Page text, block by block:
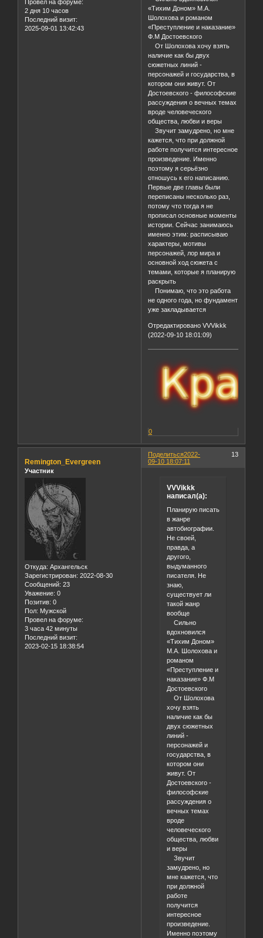
Провел на форуме:
2 дня 10 часов
Последний визит:
2025-09-01 13:42:43
«Тихим Доном» М.А.
Шолохова и романом
«Преступление и наказание»
Ф.М Достоевского
От Шолохова хочу взять
наличие как бы двух
сюжетных линий -
персонажей и государства, в
котором они живут. От
Достоевского - философские
рассуждения о вечных темах
вроде человеческого
общества, любви и веры
Звучит замудрено, но мне
кажется, что при должной
работе получится интересное
произведение. Именно
поэтому я серьёзно
отношусь к его написанию.
Первые две главы были
переписаны несколько раз,
потому что тогда я не
прописал основные моменты
истории. Сейчас занимаюсь
именно этим: расписываю
характеры, мотивы
персонажей, лор мира и
основной ход сюжета с
темами, которые я планирую
раскрыть
Понимаю, что это работа
не одного года, но фундамент
уже закладывается
Отредактировано VVVikkk
(2022-09-10 18:01:09)
0
Поделиться 13
2022-
09-10 18:07:11
Remington_Evergreen
Участник
Откуда: Архангельск
Зарегистрирован: 2022-08-30
Сообщений: 23
Уважение: 0
Позитив: 0
Пол: Мужской
Провел на форуме:
3 часа 42 минуты
Последний визит:
2023-02-15 18:38:54
VVVikkk
написал(а):
Планирую писать
в жанре
автобиографии.
Не своей,
правда, а
другого,
выдуманного
писателя. Не
знаю,
существует ли
такой жанр
вообще
Сильно
вдохновился
«Тихим Доном»
М.А. Шолохова и
романом
«Преступление и
наказание» Ф.М
Достоевского
От Шолохова
хочу взять
наличие как бы
двух сюжетных
линий -
персонажей и
государства, в
котором они
живут. От
Достоевского -
философские
рассуждения о
вечных темах
вроде
человеческого
общества, любви
и веры
Звучит
замудрено, но
мне кажется, что
при должной
работе
получится
интересное
произведение.
Именно поэтому